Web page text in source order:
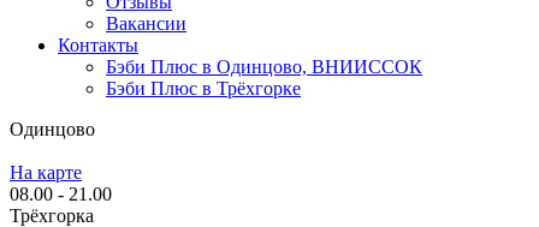
Вакансии
Контакты
Бэби Плюс в Одинцово, ВНИИССОК
Бэби Плюс в Трёхгорке
Одинцово
На карте
08.00 - 21.00
Трёхгорка